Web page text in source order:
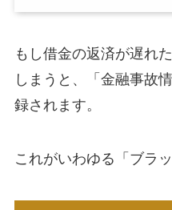
もし借金の返済が遅れ
しまうと、「金融事故
録されます。
これがいわゆる「ブラ